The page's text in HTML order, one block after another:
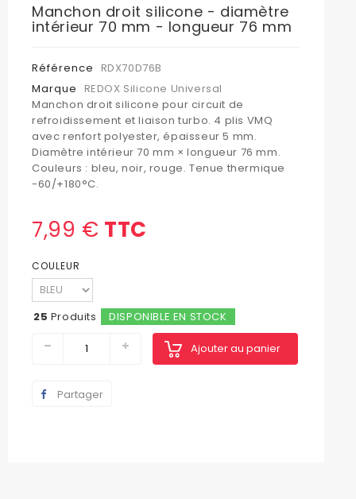
Manchon droit silicone - diamètre
intérieur 70 mm - longueur 76 mm
Référence
RDX70D76B
Marque
REDOX Silicone Universal
Manchon droit silicone pour circuit de
refroidissement et liaison turbo. 4 plis VMQ
avec renfort polyester, épaisseur 5 mm.
Diamètre intérieur 70 mm × longueur 76 mm.
Couleurs : bleu, noir, rouge. Tenue thermique
-60/+180°C.
7,99 € TTC
COULEUR
25 Produits DISPONIBLE EN STOCK
Ajouter au panier
Partager